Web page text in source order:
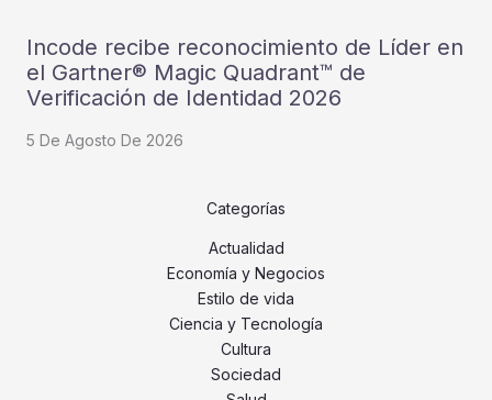
Incode recibe reconocimiento de Líder en
el Gartner® Magic Quadrant™ de
Verificación de Identidad 2026
5 De Agosto De 2026
Categorías
Actualidad
Economía y Negocios
Estilo de vida
Ciencia y Tecnología
Cultura
Sociedad